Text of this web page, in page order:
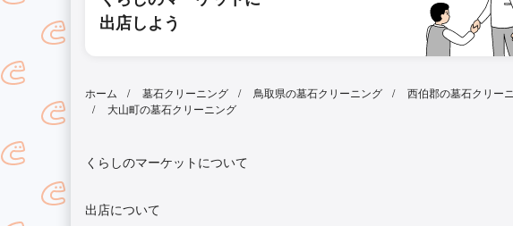
出店しよう
ホーム 墓石クリーニング 鳥取県の墓石クリーニング
西伯郡の墓石クリー
大山町の墓石クリーニング
くらしのマーケットについて
出店について